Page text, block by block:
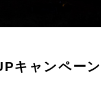
キャンペー